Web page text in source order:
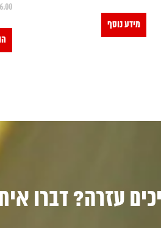
מידע נוסף
עזרה? דברו איתנו ב-03-